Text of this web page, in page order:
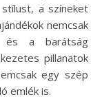
a színeket
nemcsak
és a barátság
pillanatok
egy szép
emlék is.